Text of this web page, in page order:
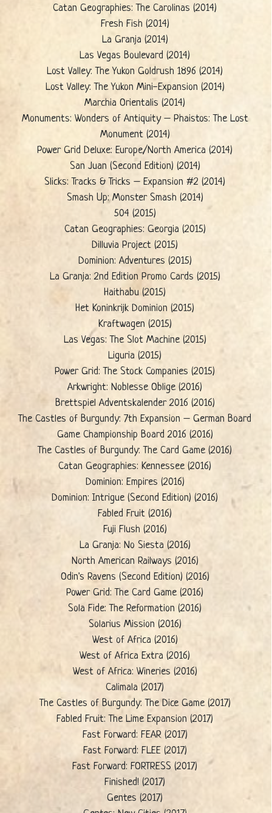
Catan Geographies: The Carolinas (2014)
Fresh Fish (2014)
La Granja (2014)
Las Vegas Boulevard (2014)
Lost Valley: The Yukon Goldrush 1896 (2014)
Lost Valley: The Yukon Mini-Expansion (2014)
Marchia Orientalis (2014)
Monuments: Wonders of Antiquity – Phaistos: The Lost
Monument (2014)
Power Grid Deluxe: Europe/North America (2014)
San Juan (Second Edition) (2014)
Slicks: Tracks & Tricks – Expansion #2 (2014)
Smash Up: Monster Smash (2014)
504 (2015)
Catan Geographies: Georgia (2015)
Dilluvia Project (2015)
Dominion: Adventures (2015)
La Granja: 2nd Edition Promo Cards (2015)
Haithabu (2015)
Het Koninkrijk Dominion (2015)
Kraftwagen (2015)
Las Vegas: The Slot Machine (2015)
Liguria (2015)
Power Grid: The Stock Companies (2015)
Arkwright: Noblesse Oblige (2016)
Brettspiel Adventskalender 2016 (2016)
The Castles of Burgundy: 7th Expansion – German Board
Game Championship Board 2016 (2016)
The Castles of Burgundy: The Card Game (2016)
Catan Geographies: Kennessee (2016)
Dominion: Empires (2016)
Dominion: Intrigue (Second Edition) (2016)
Fabled Fruit (2016)
Fuji Flush (2016)
La Granja: No Siesta (2016)
North American Railways (2016)
Odin's Ravens (Second Edition) (2016)
Power Grid: The Card Game (2016)
Sola Fide: The Reformation (2016)
Solarius Mission (2016)
West of Africa (2016)
West of Africa Extra (2016)
West of Africa: Wineries (2016)
Calimala (2017)
The Castles of Burgundy: The Dice Game (2017)
Fabled Fruit: The Lime Expansion (2017)
Fast Forward: FEAR (2017)
Fast Forward: FLEE (2017)
Fast Forward: FORTRESS (2017)
Finished! (2017)
Gentes (2017)